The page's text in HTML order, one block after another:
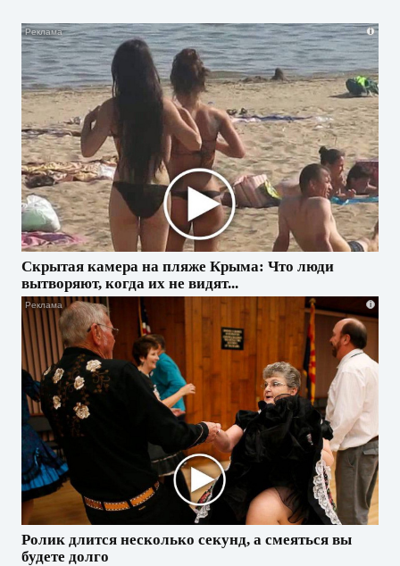
i
Скрытая камера на пляже Крыма: Что люди
вытворяют, когда их не видят...
i
Ролик длится несколько секунд, а смеяться вы
будете долго